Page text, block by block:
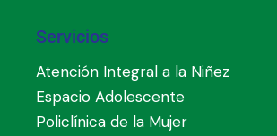
Servicios
Atención Integral a la Niñez
Espacio Adolescente
Policlínica de la Mujer